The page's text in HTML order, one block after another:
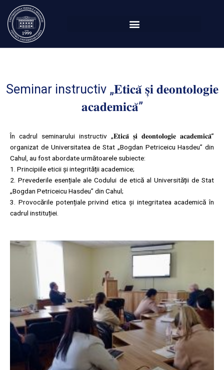
Перейти
содержимому
Seminar instructiv „𝐄𝐭𝐢𝐜𝐚̆ 𝐬̦𝐢 𝐝𝐞𝐨𝐧𝐭𝐨𝐥𝐨𝐠𝐢𝐞
𝐚𝐜𝐚𝐝𝐞𝐦𝐢𝐜𝐚̆”
În cadrul seminarului instructiv „𝐄𝐭𝐢𝐜𝐚̆ 𝐬̦𝐢 𝐝𝐞𝐨𝐧𝐭𝐨𝐥𝐨𝐠𝐢𝐞 𝐚𝐜𝐚𝐝𝐞𝐦𝐢𝐜𝐚̆”
organizat de Universitatea de Stat „Bogdan Petriceicu Hasdeu” din
Cahul, au fost abordate următoarele subiecte:
1. Principiile eticii și integrității academice;
2. Prevederile esențiale ale Codului de etică al Universității de Stat
„Bogdan Petriceicu Hasdeu” din Cahul;
3. Provocările potențiale privind etica și integritatea academică în
cadrul instituției.